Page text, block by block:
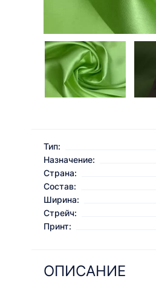
Тип:
Назначение:
Страна:
Состав:
Ширина:
Стрейч:
Принт:
ОПИСАНИЕ